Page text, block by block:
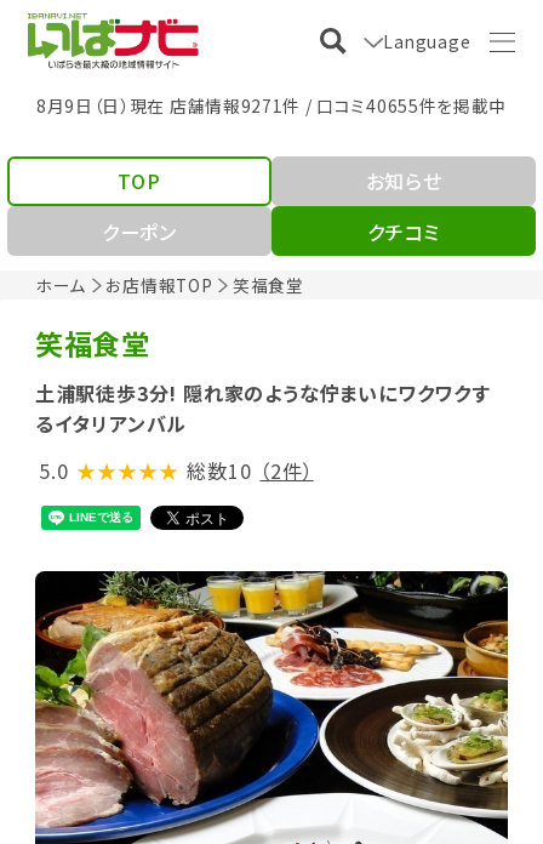
Language
8月9日（日）現在 店舗情報9271件 / 口コミ40655件を掲載中
ホーム お店情報TOP 笑福食堂
TOP
お知らせ
クーポン
クチコミ
笑福食堂
土浦駅徒歩3分! 隠れ家のような佇まいにワクワクす
るイタリアンバル
5.0 ★★★★★ 総数10 （2件）